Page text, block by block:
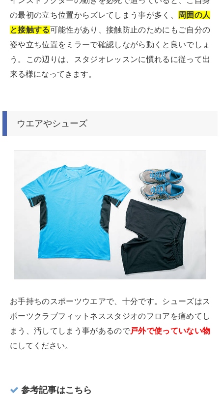
の最初の立ち位置からズレてしまう事が多く、
周囲の人
と接触する可能性があり、接触防止のためにもご自分の
姿や立ち位置をミラーで確認しながら動くと良いでしょ
う。この辺りは、スタジオレッスンに慣れるに従って出
来る様になってきます。
ウエアやシューズ
お手持ちのスポーツウエアで、十分です。シューズはス
ポーツクラブフィットネススタジオのフロアを痛めてし
まう、汚してしまう事があるので戸外で使っていない物
にしてください。
参考記事はこちら